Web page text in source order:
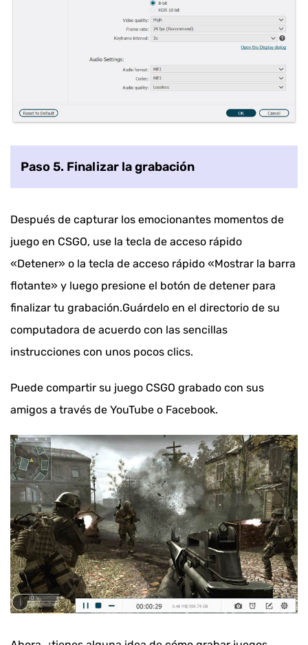
Paso 5. Finalizar la grabación
Después de capturar los emocionantes momentos de
juego en CSGO, use la tecla de acceso rápido
«Detener» o la tecla de acceso rápido «Mostrar la barra
flotante» y luego presione el botón de detener para
finalizar tu grabación.Guárdelo en el directorio de su
computadora de acuerdo con las sencillas
instrucciones con unos pocos clics.
Puede compartir su juego CSGO grabado con sus
amigos a través de YouTube o Facebook.